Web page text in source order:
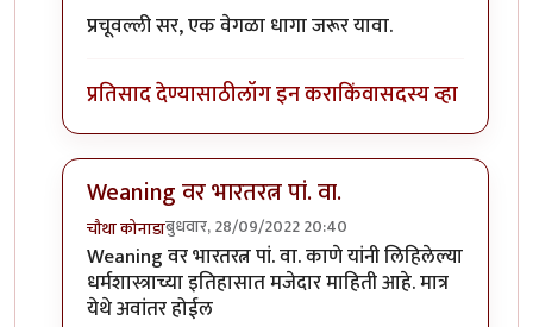
प्रचूवल्ली सर, एक वेगळा धागा जरूर यावा.
प्रतिसाद देण्यासाठीलॉग इन कराकिंवासदस्य व्हा
Weaning वर भारतरत्न पां. वा.
चौथा कोनाडाबुधवार, 28/09/2022 20:40
In reply toलेख आवडला. तेव्हाही तुमचेbyप्रचेतस
Weaning वर भारतरत्न पां. वा. काणे यांनी लिहिलेल्या
धर्मशास्त्राच्या इतिहासात मजेदार माहिती आहे. मात्र
येथे अवांतर होईल